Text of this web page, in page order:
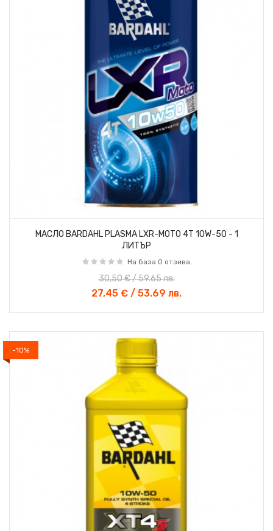
МАСЛО BARDAHL PLASMA LXR-MOTO 4T 10W-50 - 1
ЛИТЪР
На база 0 отзива.
27,45 € / 53.69 лв.
30,50 € / 59.65 лв.
-10%